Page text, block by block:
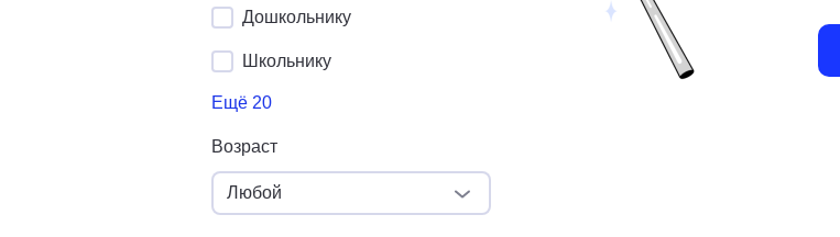
Дошкольнику
Школьнику
Ещё 20
Возраст
Любой